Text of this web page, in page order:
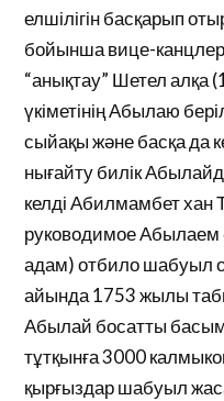
елшілігін басқарып
бойынша вице-
“анықтау” Шетел алқа
үкіметінің Абылаю
сыйақы және басқа да
нығайту билік
келді Абилмамбет хан
руководимое
адам) отбило шабуыл
айында 1753 жылы
Абылай босатты басым
тұтқынға 3000
қырғыздар шабуыл